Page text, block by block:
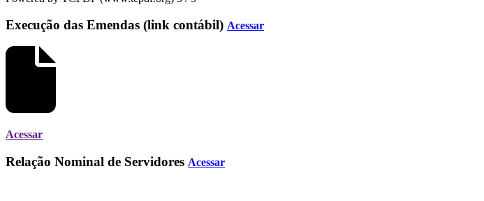
Execução das Emendas (link contábil) Acessar
Acessar
Relação Nominal de Servidores Acessar